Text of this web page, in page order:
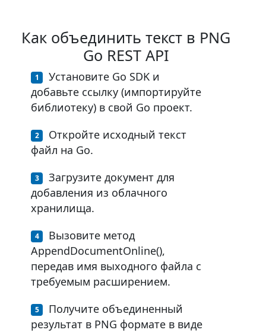
Как объединить текст в PNG
Go REST API
Установите Go SDK и
добавьте ссылку (импортируйте
библиотеку) в свой Go проект.
Откройте исходный текст
файл на Go.
Загрузите документ для
добавления из облачного
хранилища.
Вызовите метод
AppendDocumentOnline(),
передав имя выходного файла с
требуемым расширением.
Получите объединенный
результат в PNG формате в виде